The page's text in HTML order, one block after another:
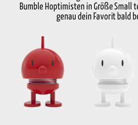
Auswählen Größe
Wähle
KOSTENLOSER
SCHNELLE
Bumble Hoptimisten in Größe Small
genau dein Favorit bald